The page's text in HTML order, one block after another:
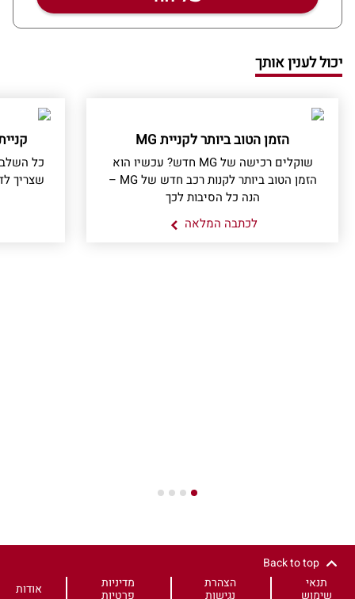
יכול לענין אותך
הזמן הטוב ביותר לקניית MG
שוקלים רכישה של MG חדש? עכשיו הוא
הזמן הטוב ביותר לקנות רכב חדש של MG –
הנה כל הסיבות לכך
לכתבה המלאה
כל
שצריך
1
2
3
4
Back to top
תנאי
שימוש
הצהרת
נגישות
מדיניות
פרטיות אודות